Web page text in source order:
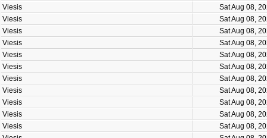
Viesis
Sat Aug 08,
Viesis
Sat Aug 08,
Viesis
Sat Aug 08,
Viesis
Sat Aug 08,
Viesis
Sat Aug 08,
Viesis
Sat Aug 08,
Viesis
Sat Aug 08,
Viesis
Sat Aug 08,
Viesis
Sat Aug 08,
Viesis
Sat Aug 08,
Viesis
Sat Aug 08,